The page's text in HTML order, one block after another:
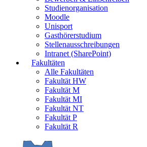
Studienorganisation
Moodle
Unisport
Gasthörerstudium
Stellenausschreibungen
Intranet (SharePoint)
Fakultäten
Alle Fakultäten
Fakultät HW
Fakultät M
Fakultät MI
Fakultät NT
Fakultät P
Fakultät R